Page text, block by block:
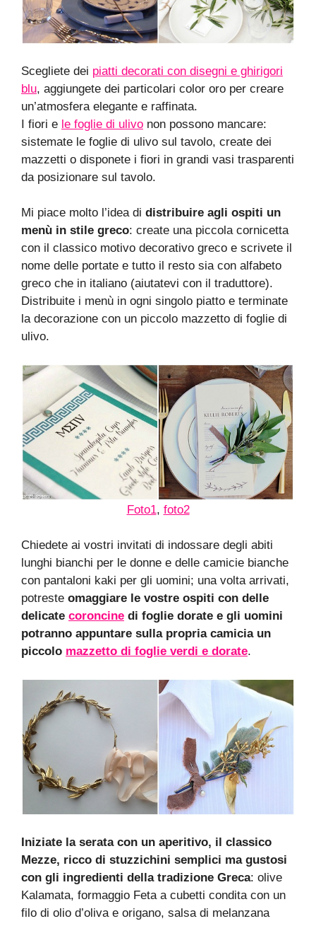
Scegliete dei piatti decorati con disegni e ghirigori
blu, aggiungete dei particolari color oro per creare
un’atmosfera elegante e raffinata.
I fiori e le foglie di ulivo non possono mancare:
sistemate le foglie di ulivo sul tavolo, create dei
mazzetti o disponete i fiori in grandi vasi trasparenti
da posizionare sul tavolo.
Mi piace molto l’idea di distribuire agli ospiti un
menù in stile greco: create una piccola cornicetta
con il classico motivo decorativo greco e scrivete il
nome delle portate e tutto il resto sia con alfabeto
greco che in italiano (aiutatevi con il traduttore).
Distribuite i menù in ogni singolo piatto e terminate
la decorazione con un piccolo mazzetto di foglie di
ulivo.
Foto1, foto2
Chiedete ai vostri invitati di indossare degli abiti
lunghi bianchi per le donne e delle camicie bianche
con pantaloni kaki per gli uomini; una volta arrivati,
potreste omaggiare le vostre ospiti con delle
delicate coroncine di foglie dorate e gli uomini
potranno appuntare sulla propria camicia un
piccolo mazzetto di foglie verdi e dorate.
Iniziate la serata con un aperitivo, il classico
Mezze, ricco di stuzzichini semplici ma gustosi
con gli ingredienti della tradizione Greca: olive
Kalamata, formaggio Feta a cubetti condita con un
filo di olio d’oliva e origano, salsa di melanzana